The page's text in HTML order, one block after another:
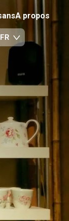
A propos